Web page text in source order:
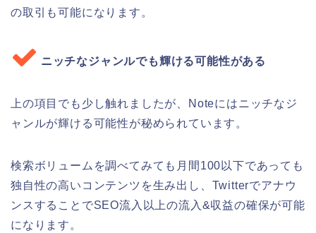
の取引も可能になります。
ニッチなジャンルでも輝ける可能性がある
上の項目でも少し触れましたが、Noteにはニッチなジ
ャンルが輝ける可能性が秘められています。
検索ボリュームを調べてみても月間100以下であっても
独自性の高いコンテンツを生み出し、Twitterでアナウ
ンスすることでSEO流入以上の流入&収益の確保が可能
になります。